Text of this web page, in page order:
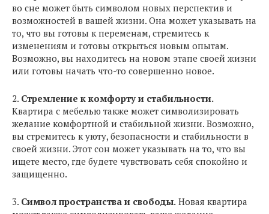
во сне может быть символом новых перспектив и
возможностей в вашей жизни. Она может указывать на
то, что вы готовы к переменам, стремитесь к
изменениям и готовы открыться новым опытам.
Возможно, вы находитесь на новом этапе своей жизни
или готовы начать что-то совершенно новое.
2. Стремление к комфорту и стабильности.
Квартира с мебелью также может символизировать
желание комфортной и стабильной жизни. Возможно,
вы стремитесь к уюту, безопасности и стабильности в
своей жизни. Этот сон может указывать на то, что вы
ищете место, где будете чувствовать себя спокойно и
защищенно.
3. Символ пространства и свободы. Новая квартира